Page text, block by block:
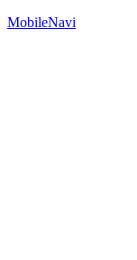
MobileNavi